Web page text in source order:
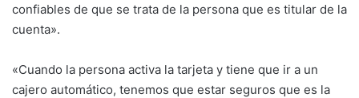
confiables de que se trata de la persona que es titular de la
cuenta».
«Cuando la persona activa la tarjeta y tiene que ir a un
cajero automático, tenemos que estar seguros que es la